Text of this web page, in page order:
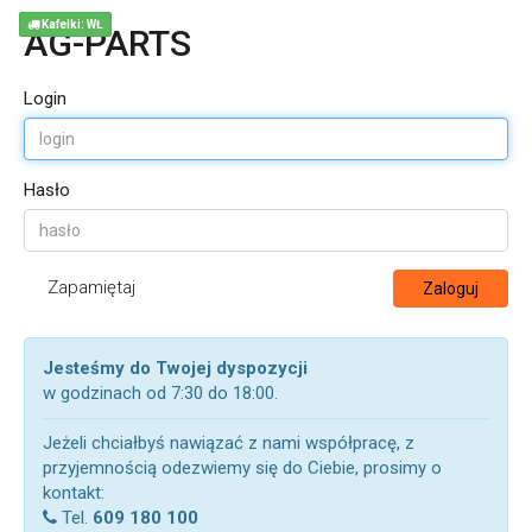
AG-PARTS
Login
Hasło
Zapamiętaj Zaloguj
Jesteśmy do Twojej dyspozycji
w godzinach od 7:30 do 18:00.
Jeżeli chciałbyś nawiązać z nami współpracę, z
przyjemnością odezwiemy się do Ciebie, prosimy o
kontakt:
Tel. 609 180 100
Kafelki: WŁ